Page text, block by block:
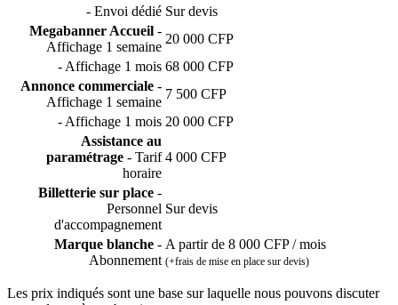
- Envoi dédié Sur devis
Megabanner Accueil -
Affichage 1 semaine
20 000 CFP
- Affichage 1 mois 68 000 CFP
Annonce commerciale -
Affichage 1 semaine
7 500 CFP
- Affichage 1 mois 20 000 CFP
Assistance au
paramétrage - Tarif
horaire
4 000 CFP
Billetterie sur place -
Personnel
d'accompagnement
Sur devis
Marque blanche -
Abonnement
A partir de 8 000 CFP / mois
(+frais de mise en place sur devis)
Les prix indiqués sont une base sur laquelle nous pouvons discuter